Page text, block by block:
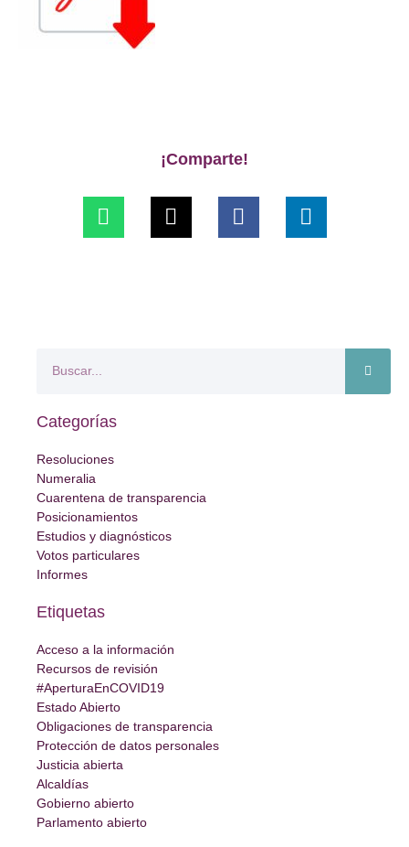
¡Comparte!
Categorías
Resoluciones
Numeralia
Cuarentena de transparencia
Posicionamientos
Estudios y diagnósticos
Votos particulares
Informes
Etiquetas
Acceso a la información
Recursos de revisión
#AperturaEnCOVID19
Estado Abierto
Obligaciones de transparencia
Protección de datos personales
Justicia abierta
Alcaldías
Gobierno abierto
Parlamento abierto